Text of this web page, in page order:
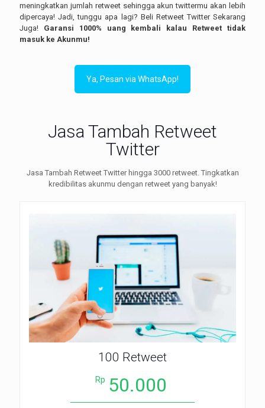
meningkatkan jumlah retweet sehingga akun twittermu akan lebih
dipercaya! Jadi, tunggu apa lagi? Beli Retweet Twitter Sekarang
Juga! Garansi 1000% uang kembali kalau Retweet tidak
masuk ke Akunmu!
Ya, Pesan via WhatsApp!
Jasa Tambah Retweet
Twitter
Jasa Tambah Retweet Twitter hingga 3000 retweet. Tingkatkan
kredibilitas akunmu dengan retweet yang banyak!
100 Retweet
Rp 50.000